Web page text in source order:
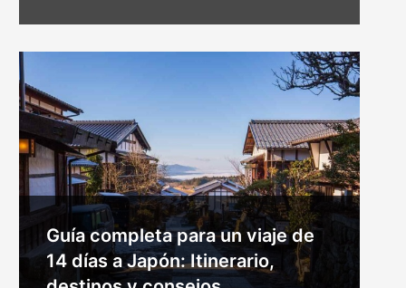
Guía completa para un viaje de
14 días a Japón: Itinerario,